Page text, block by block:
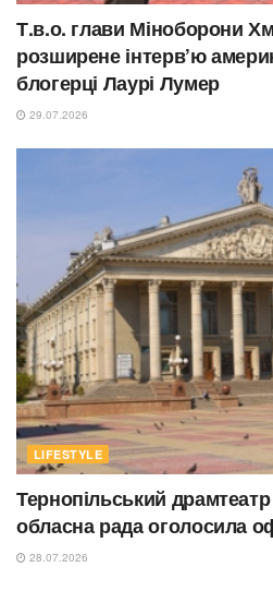
Т.в.о. глави Міноборони
розширене інтерв’ю
блогерці Лаурі Лумер
29.07.2026
LIFESTYLE
Тернопільський
обласна рада оголосила
28.07.2026